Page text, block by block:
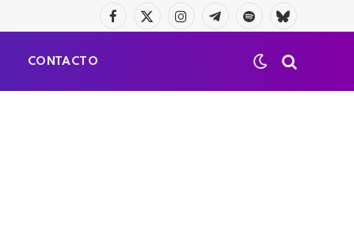
Facebook
X
InstagramTelegramaSpotifyBluesky
CONTACTO